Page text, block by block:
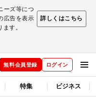
ーズ等につ
広告を表示
す。
詳しくはこちら
無料会員登録 ログイン
特集 ビジネス